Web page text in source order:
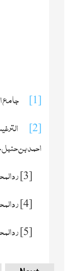
[1] جامع
[2]
احمد بن حنبل
[3]
[4]
[5]